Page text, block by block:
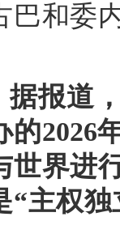
巴和委
据报道
的2026
世界进
“主权